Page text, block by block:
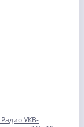
Радио УКВ-